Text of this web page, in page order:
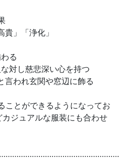
」「浄化」
る
対し慈悲深い心を持つ
われ玄関や窓辺に飾る
ことができるようになってお
ジュアルな服装にも合わせ